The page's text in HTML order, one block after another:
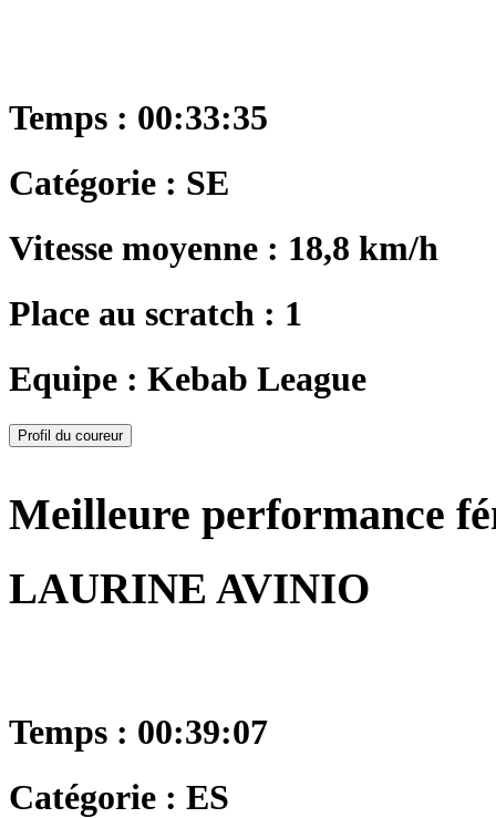
Temps : 00:33:35
Catégorie : SE
Vitesse moyenne : 18,8 km/h
Place au scratch : 1
Equipe : Kebab League
Profil du coureur
Meilleure performance
LAURINE AVINIO
Temps : 00:39:07
Catégorie : ES